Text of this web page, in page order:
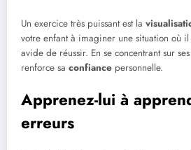
Un exercice très puissant est la
votre enfant à imaginer une situation où
avide de réussir. En se concentrant sur
renforce sa confiance personnelle.
Apprenez-lui à
erreurs